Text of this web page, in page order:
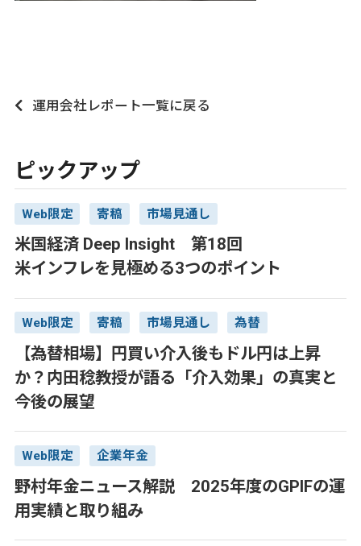
運用会社レポート一覧に戻る
ピックアップ
Web限定 寄稿 市場見通し
米国経済 Deep Insight 第18回
米インフレを見極める3つのポイント
Web限定 寄稿 市場見通し 為替
【為替相場】円買い介入後もドル円は上昇
か？内田稔教授が語る「介入効果」の真実と
今後の展望
Web限定 企業年金
野村年金ニュース解説 2025年度のGPIFの運
用実績と取り組み